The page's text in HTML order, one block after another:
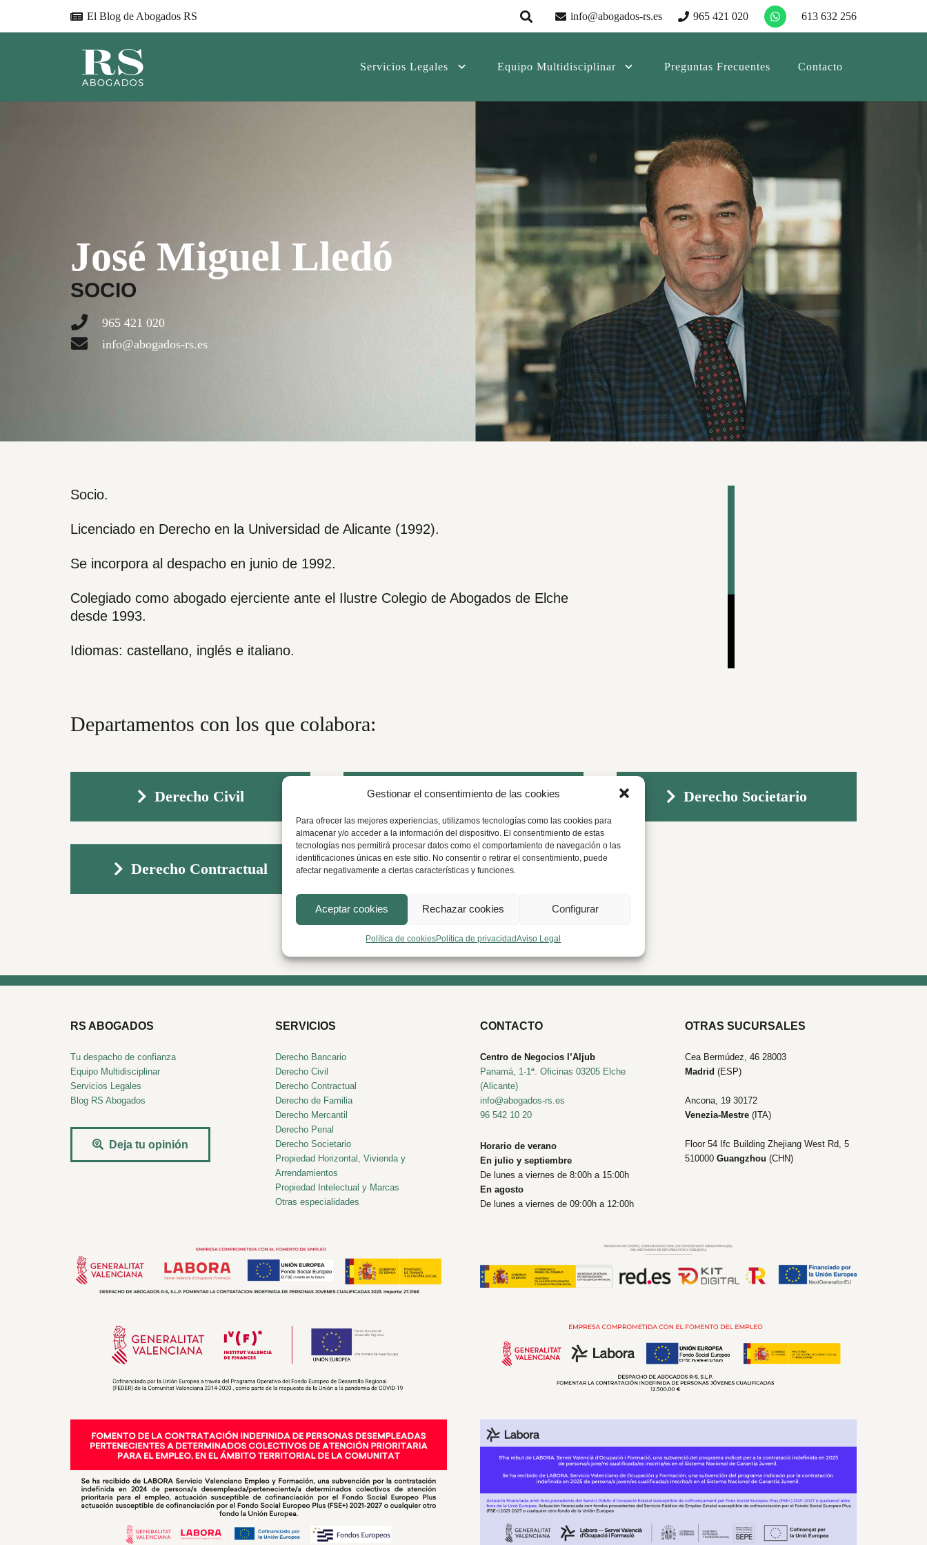
Gestionar el consentimiento de las cookies
Para ofrecer las mejores experiencias, utilizamos tecnologías como las cookies para
almacenar y/o acceder a la información del dispositivo. El consentimiento de estas
tecnologías nos permitirá procesar datos como el comportamiento de navegación o las
identificaciones únicas en este sitio. No consentir o retirar el consentimiento, puede
afectar negativamente a ciertas características y funciones.
Aceptar cookies Rechazar cookies Configurar
Política de cookiesPolítica de privacidadAviso Legal
El Blog de Abogados RS info@abogados-rs.es 965 421 020 613 632 256
Servicios Legales Equipo Multidisciplinar Preguntas Frecuentes Contacto
José Miguel Lledó
SOCIO
965 421 020
info@abogados-rs.es
Socio.
Licenciado en Derecho en la Universidad de Alicante (1992).
Se incorpora al despacho en junio de 1992.
Colegiado como abogado ejerciente ante el Ilustre Colegio de Abogados de Elche
desde 1993.
Idiomas: castellano, inglés e italiano.
Departamentos con los que colabora:
Derecho Civil Derecho Mercantil Derecho Societario
Derecho Contractual
RS ABOGADOS
Tu despacho de confianza
Equipo Multidisciplinar
Servicios Legales
Blog RS Abogados
Deja tu opinión
SERVICIOS
Derecho Bancario
Derecho Civil
Derecho Contractual
Derecho de Familia
Derecho Mercantil
Derecho Penal
Derecho Societario
Propiedad Horizontal, Vivienda y
Arrendamientos
Propiedad Intelectual y Marcas
Otras especialidades
CONTACTO
Centro de Negocios l’Aljub
Panamá, 1-1ª. Oficinas 03205 Elche
(Alicante)
info@abogados-rs.es
96 542 10 20
Horario de verano
En julio y septiembre
De lunes a viernes de 8:00h a 15:00h
En agosto
De lunes a viernes de 09:00h a 12:00h
OTRAS SUCURSALES
Cea Bermúdez, 46 28003
Madrid (ESP)
Ancona, 19 30172
Venezia-Mestre (ITA)
Floor 54 Ifc Building Zhejiang West Rd, 5
510000 Guangzhou (CHN)